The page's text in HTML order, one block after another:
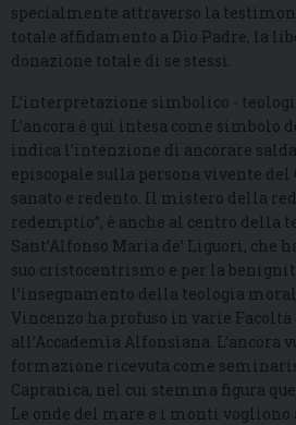
specialmente attraverso la
totale affidamento a Dio Padre, la
donazione totale di se stessi.
L’interpretazione simbolico -
L’ancora è qui intesa come simbolo
indica l’intenzione di ancorare
episcopale sulla persona vivente
sanato e redento. Il mistero della
redemptio”, è anche al centro della
Sant’Alfonso Maria de’ Liguori, che
suo cristocentrismo e per la
l’insegnamento della teologia
Vincenzo ha profuso in varie
all’Accademia Alfonsiana. L’ancora
formazione ricevuta come
Capranica, nel cui stemma figura
Le onde del mare e i monti